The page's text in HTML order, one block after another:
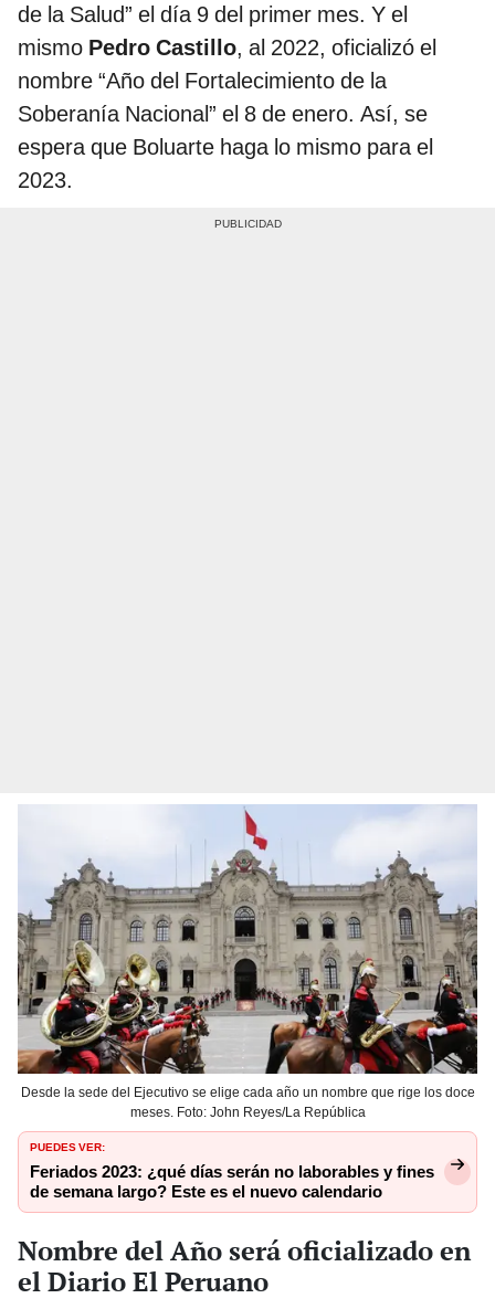
de la Salud” el día 9 del primer mes. Y el
mismo Pedro Castillo, al 2022, oficializó el
nombre “Año del Fortalecimiento de la
Soberanía Nacional” el 8 de enero. Así, se
espera que Boluarte haga lo mismo para el
2023.
Desde la sede del Ejecutivo se elige cada año un nombre que rige los doce
meses. Foto: John Reyes/La República
PUEDES VER:
Feriados 2023: ¿qué días serán no laborables y fines
de semana largo? Este es el nuevo calendario
Nombre del Año será oficializado en
el Diario El Peruano